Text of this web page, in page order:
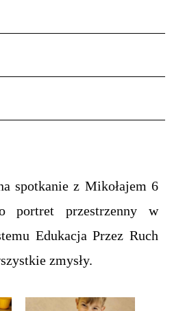
spotkanie z Mikołajem 6
portret przestrzenny w
Edukacja Przez Ruch
zmysły.